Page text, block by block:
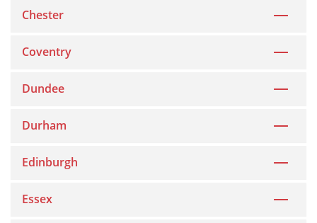
Chester
Coventry
Dundee
Durham
Edinburgh
Essex